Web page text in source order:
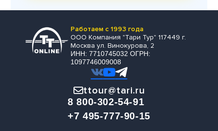
Работаем с 1993 года
ООО Компания "Тари Тур" 117449 г.
Москва ул. Винокурова, 2
ИНН: 7710745032 ОГРН:
1097746009008
ttour@tari.ru
8 800-302-54-91
+7 495-777-90-15